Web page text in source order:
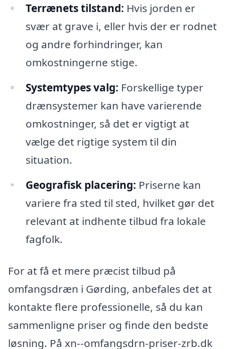
Terrænets tilstand: Hvis jorden er
svær at grave i, eller hvis der er rodnet
og andre forhindringer, kan
omkostningerne stige.
Systemtypes valg: Forskellige typer
drænsystemer kan have varierende
omkostninger, så det er vigtigt at
vælge det rigtige system til din
situation.
Geografisk placering: Priserne kan
variere fra sted til sted, hvilket gør det
relevant at indhente tilbud fra lokale
fagfolk.
For at få et mere præcist tilbud på
omfangsdræn i Gørding, anbefales det at
kontakte flere professionelle, så du kan
sammenligne priser og finde den bedste
løsning. På xn--omfangsdrn-priser-zrb.dk